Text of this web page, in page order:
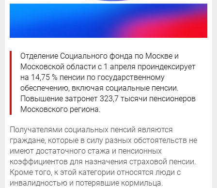
Отделение Социального фонда по Москве и
Московской области с 1 апреля проиндексирует
на 14,75 % пенсии по государственному
обеспечению, включая социальные пенсии.
Повышение затронет 323,7 тысячи пенсионеров
Московского региона.
Получателями социальных пенсий являются
граждане, которые в силу разных обстоятельств не
имеют достаточного стажа и пенсионных
коэффициентов для назначения страховой пенсии.
Кроме того, к этой категории относятся люди с
инвалидностью и потерявшие кормильца.